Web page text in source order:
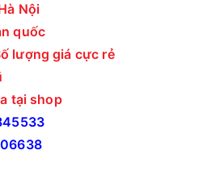
Nội
quốc
lượng giá cực rẻ
tại shop